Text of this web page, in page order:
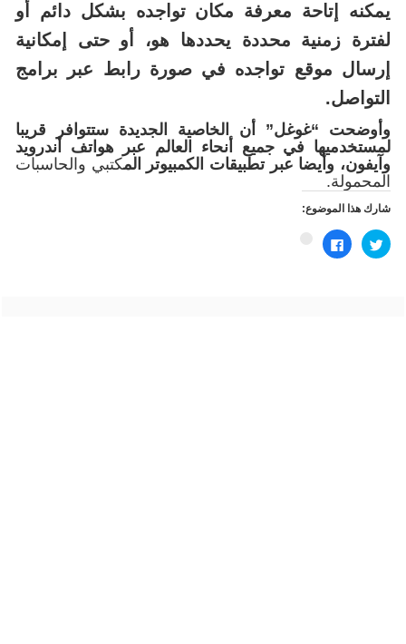
يمكنه إتاحة معرفة مكان تواجده بشكل دائم أو
لفترة زمنية محددة يحددها هو، أو حتى إمكانية
إرسال موقع تواجده في صورة رابط عبر برامج
التواصل.
وأوضحت “غوغل” أن الخاصية الجديدة ستتوافر قريبا
لمستخدميها في جميع أنحاء العالم عبر هواتف أندرويد
وآيفون، وأيضا عبر تطبيقات الكمبيوتر المكتبي والحاسبات
المحمولة.
شارك هذا الموضوع:
اضغط
للمشاركة
على
انقر
للمشاركة
على